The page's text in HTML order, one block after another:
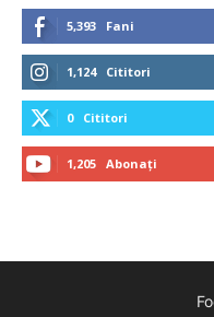
5,393 Fani
1,124 Cititori
0 Cititori
1,205 Abonați